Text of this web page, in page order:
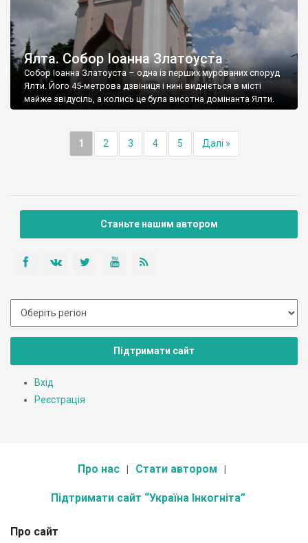
Ялта. Собор Іоанна Златоуста
Собор Іоанна Златоуста – одна із перших мурованих споруд
Ялти. Його 45-метрова дзвіниця і нині видніється в місті
майже звідусіль, а колись це була висотна домінанта Ялти.
1 2 3 4 5 Далі »
Станьте нашим автором
Підтримати сайт
Вхід
Реєстрація
Про нас Стати автором
Підтримати сайт “Україна Інкогніта”
Про сайт